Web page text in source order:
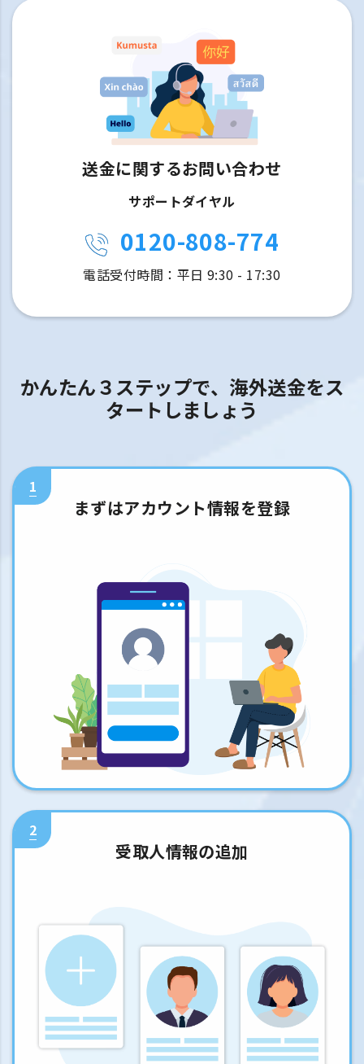
送金に関するお問い合わせ
サポートダイヤル
0120-808-774
電話受付時間：平日 9:30 - 17:30
かんたん３ステップで、海外送金をス
タートしましょう
1
まずはアカウント情報を登録
2
受取人情報の追加